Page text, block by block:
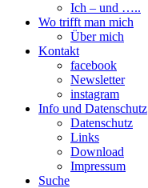
Ich – und …..
Wo trifft man mich
Über mich
Kontakt
facebook
Newsletter
instagram
Info und Datenschutz
Datenschutz
Links
Download
Impressum
Suche